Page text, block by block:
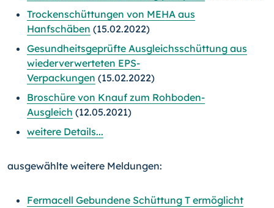
Trockenschüttungen von MEHA aus
Hanfschäben (15.02.2022)
Gesundheitsgeprüfte Ausgleichsschüttung aus
wiederverwerteten EPS-
Verpackungen (15.02.2022)
Broschüre von Knauf zum Rohboden-
Ausgleich (12.05.2021)
weitere Details...
ausgewählte weitere Meldungen:
Fermacell Gebundene Schüttung T ermöglicht